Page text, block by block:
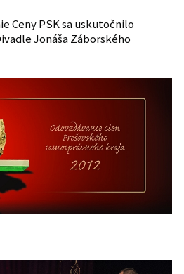
Ceny PSK sa uskutočnilo
Jonáša Záborského